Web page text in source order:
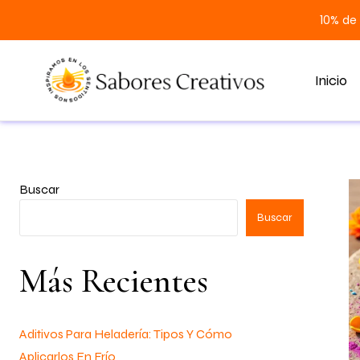
10%
Inicio
Buscar
Buscar
Más Recientes
Aditivos Para Heladería: Tipos Y Cómo
Aplicarlos En Frío